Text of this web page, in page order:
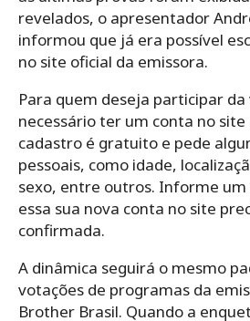
revelados, o apresentador
informou que já era possível
no site oficial da emissora.
Para quem deseja participar
necessário ter um conta no site
cadastro é gratuito e pede
pessoais, como idade,
sexo, entre outros. Informe um
essa sua nova conta no site
confirmada.
A dinâmica seguirá o mesmo
votações de programas da
Brother Brasil. Quando a